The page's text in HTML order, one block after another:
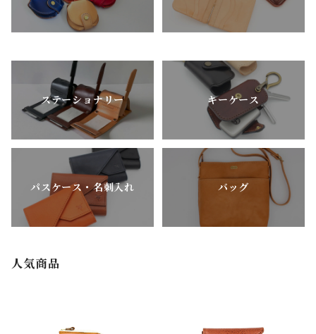
ステーショナリー キーケース
パスケース・名刺入れ バッグ
人気商品